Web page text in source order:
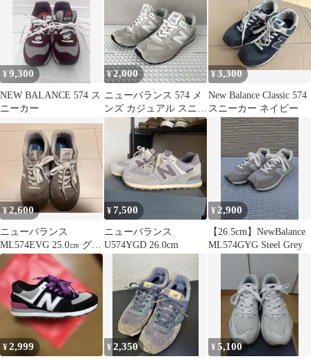
¥9,300
NEW BALANCE 574 ス
ニーカー
¥2,000
ニューバランス 574 メ
ンズ カジュアル スニー
カー ML574EGW-D
¥3,300
New Balance Classic 574
スニーカー ネイビー
¥2,600
ニューバランス
ML574EVG 25.0㎝ グレ
ー
¥7,500
ニューバランス
U574YGD 26.0cm
¥ 2,900
【26.5cm】NewBalance
ML574GYG Steel Grey
¥2,999 ¥2,350 ¥5,100